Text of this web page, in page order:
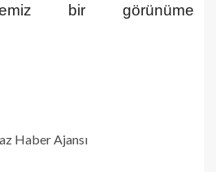
temiz bir görünüme
Haber Ajansı